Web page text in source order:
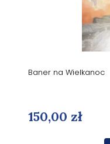
Baner na Wielkanoc
150,00 zł